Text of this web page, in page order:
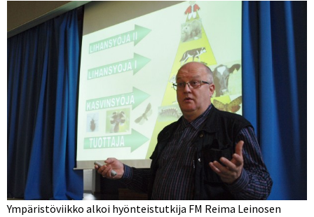
Ympäristöviikko alkoi hyönteistutkija FM Reima Leinosen